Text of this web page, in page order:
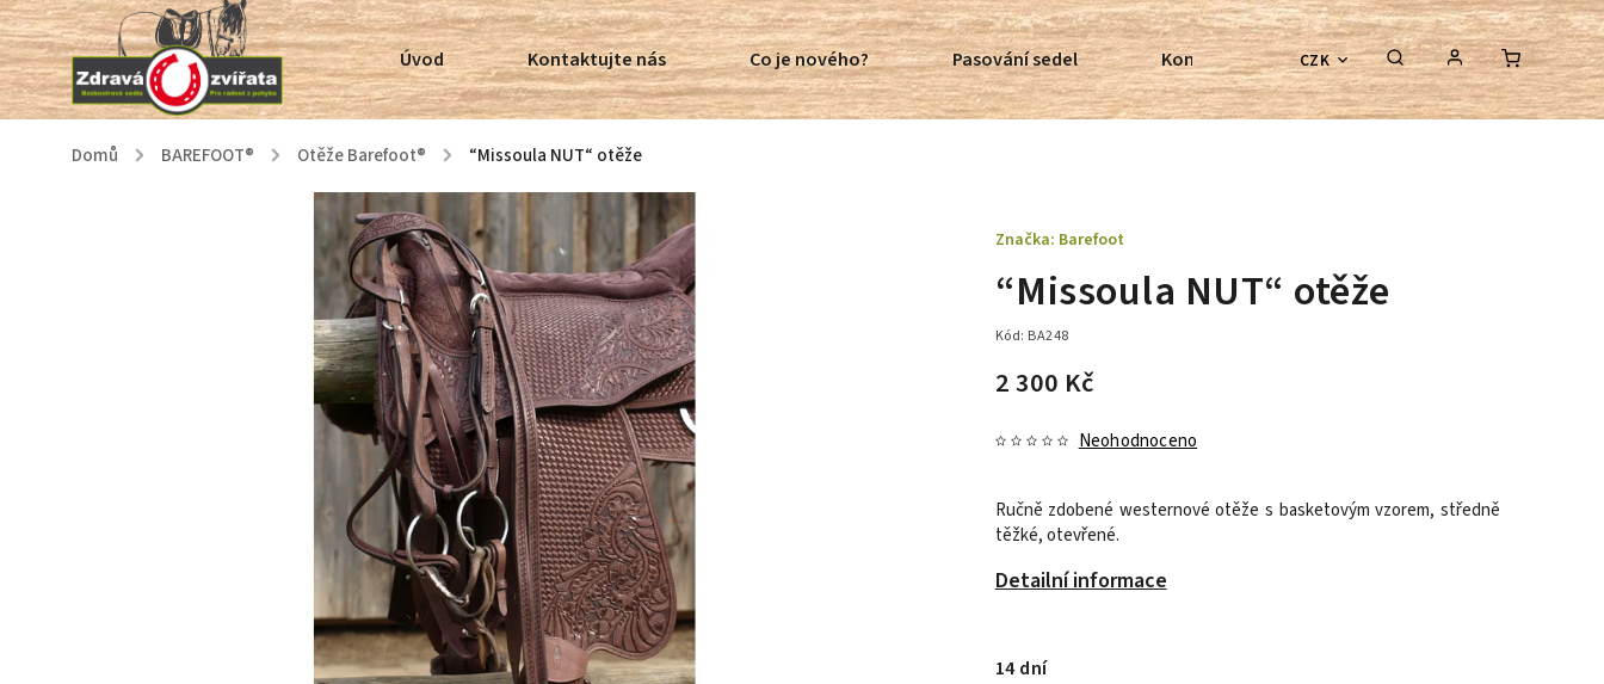
CZK
Úvod Kontaktujte nás Co je nového? Pasování sedel Kontroly bezkostrových sedel Poradenství
Domů / BAREFOOT® / Otěže Barefoot® / “Missoula NUT“ otěže
“Missoula NUT“ otěže
Kód: BA248
2 300 Kč
Neohodnoceno
Ručně zdobené westernové otěže s basketovým vzorem, středně
těžké, otevřené.
Detailní informace
Značka: Barefoot
14 dní